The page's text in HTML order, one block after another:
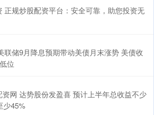
正规炒股配资平台：安全可靠，助您投资无
联储9月降息预期带动美债月末涨势 美债收
位
网 达势股份发盈喜 预计上半年总收益不少
少45%